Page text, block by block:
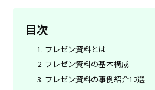
目次
プレゼン資料とは
プレゼン資料の基本構成
プレゼン資料の事例紹介12選